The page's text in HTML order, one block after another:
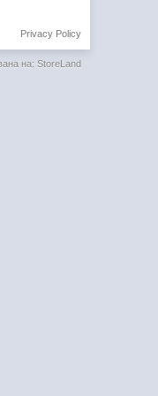
Privacy Policy
на: StoreLand